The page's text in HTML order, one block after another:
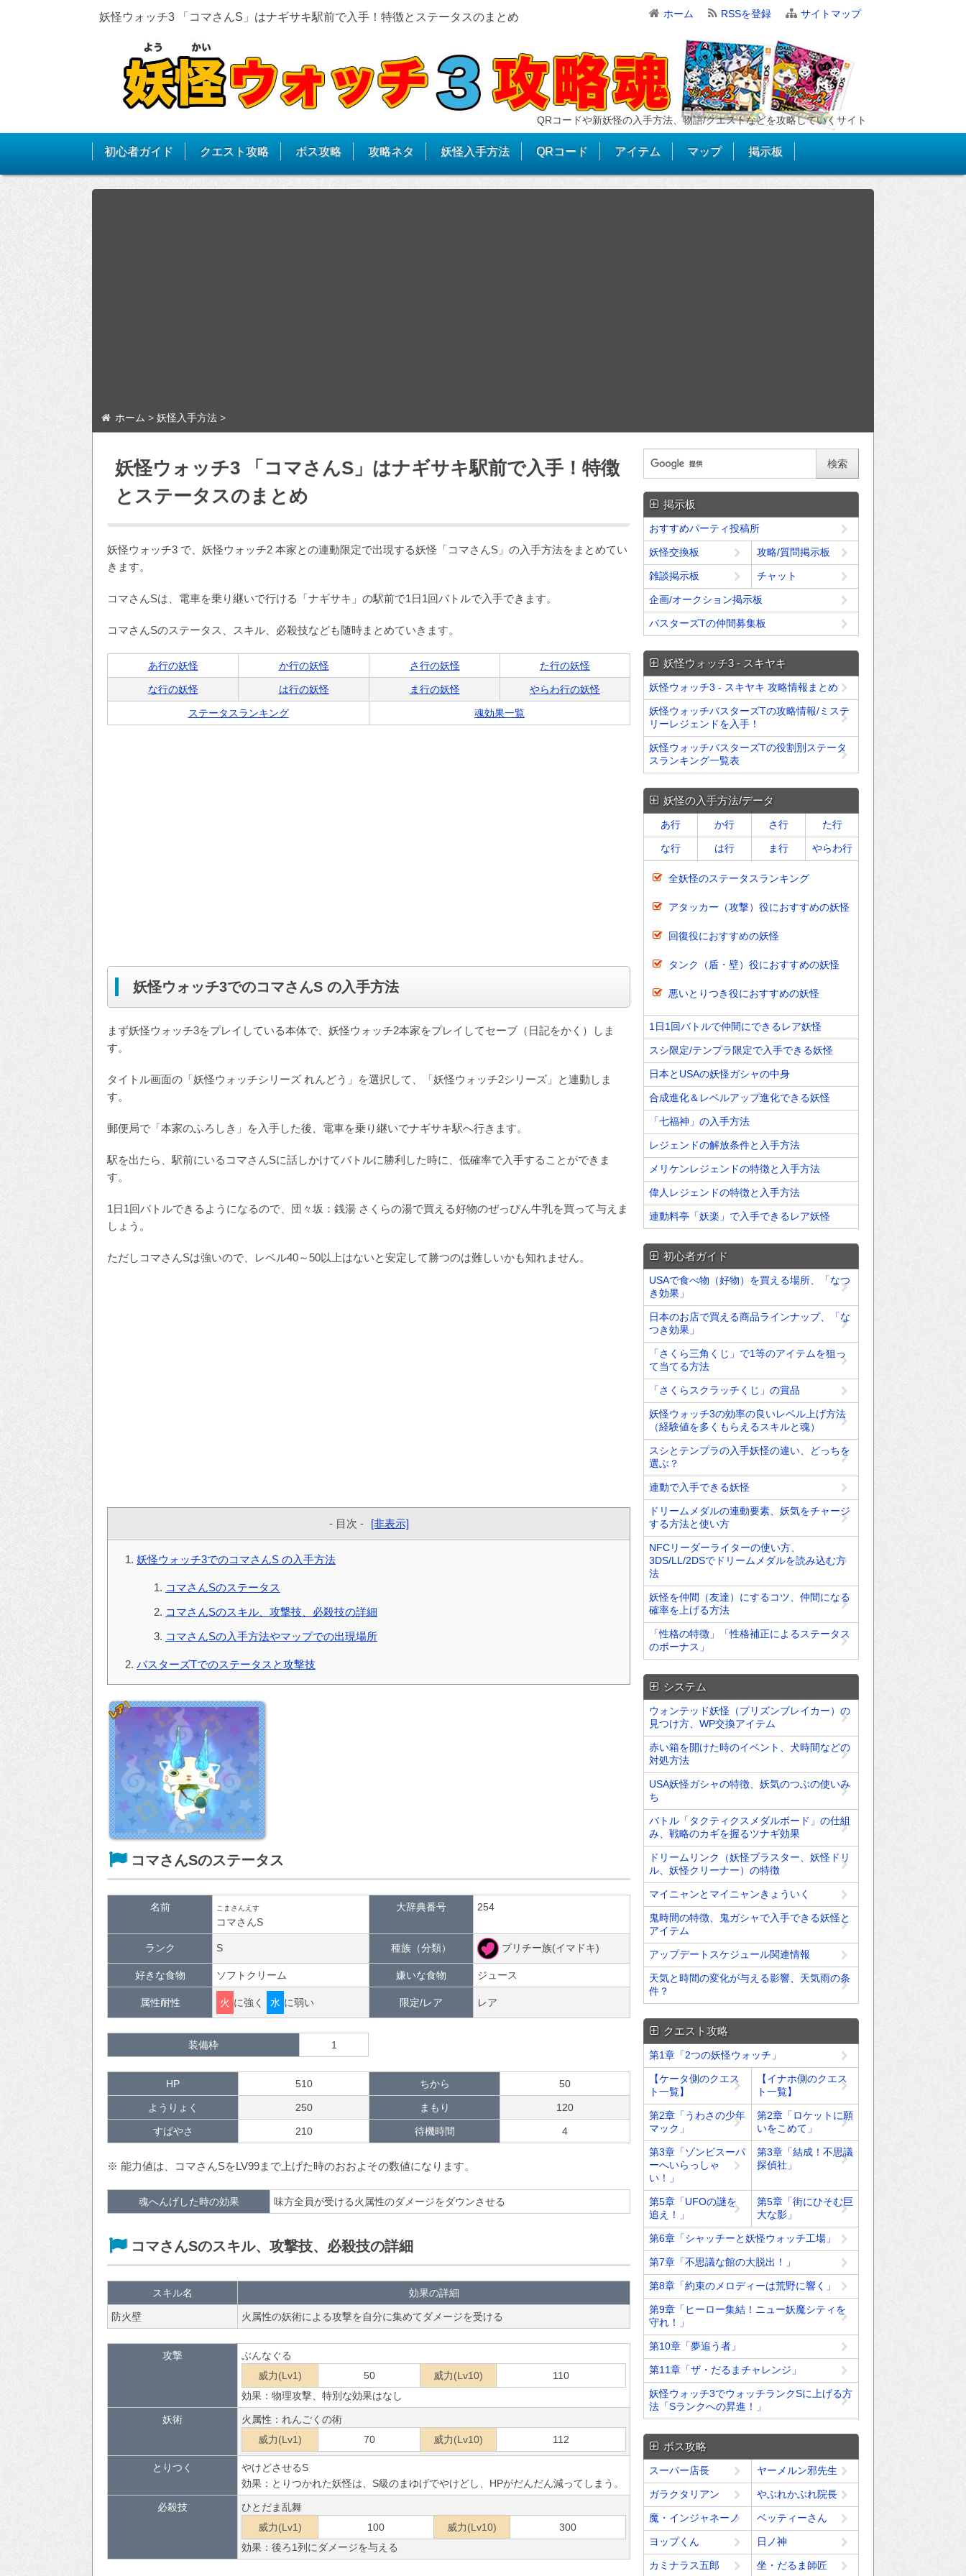
妖怪ウォッチ3 「コマさんS」はナギサキ駅前で入手！特徴とステータスのまとめ ホーム RSSを登録 サイトマップ
QRコードや新妖怪の入手方法、物語/クエストなどを攻略していくサイト
初心者ガイド クエスト攻略 ボス攻略 攻略ネタ 妖怪入手方法 QRコード アイテム マップ 掲示板
ホーム > 妖怪入手方法 >
妖怪ウォッチ3 「コマさんS」はナギサキ駅前で入手！特徴
とステータスのまとめ
妖怪ウォッチ3 で、妖怪ウォッチ2 本家との連動限定で出現する妖怪「コマさんS」の入手方法をまとめてい
きます。
コマさんSは、電車を乗り継いで行ける「ナギサキ」の駅前で1日1回バトルで入手できます。
コマさんSのステータス、スキル、必殺技なども随時まとめていきます。
あ行の妖怪 か行の妖怪 さ行の妖怪 た行の妖怪
な行の妖怪 は行の妖怪 ま行の妖怪 やらわ行の妖怪
ステータスランキング 魂効果一覧
妖怪ウォッチ3でのコマさんS の入手方法
まず妖怪ウォッチ3をプレイしている本体で、妖怪ウォッチ2本家をプレイしてセーブ（日記をかく）しま
す。
タイトル画面の「妖怪ウォッチシリーズ れんどう」を選択して、「妖怪ウォッチ2シリーズ」と連動しま
す。
郵便局で「本家のふろしき」を入手した後、電車を乗り継いでナギサキ駅へ行きます。
駅を出たら、駅前にいるコマさんSに話しかけてバトルに勝利した時に、低確率で入手することができま
す。
1日1回バトルできるようになるので、団々坂：銭湯 さくらの湯で買える好物のぜっぴん牛乳を買って与えま
しょう。
ただしコマさんSは強いので、レベル40～50以上はないと安定して勝つのは難しいかも知れません。
- 目次 - [非表示]
妖怪ウォッチ3でのコマさんS の入手方法
コマさんSのステータス
コマさんSのスキル、攻撃技、必殺技の詳細
コマさんSの入手方法やマップでの出現場所
バスターズTでのステータスと攻撃技
コマさんSのステータス
名前 こまさんえす
コマさんS
大辞典番号 254
ランク S 種族（分類） プリチー族(イマドキ)
好きな食物 ソフトクリーム 嫌いな食物 ジュース
属性耐性 火 に強く 水 に弱い 限定/レア レア
装備枠 1
HP 510 ちから 50
ようりょく 250 まもり 120
すばやさ 210 待機時間 4
※ 能力値は、コマさんSをLV99まで上げた時のおおよその数値になります。
魂へんげした時の効果 味方全員が受ける火属性のダメージをダウンさせる
コマさんSのスキル、攻撃技、必殺技の詳細
スキル名 効果の詳細
防火壁 火属性の妖術による攻撃を自分に集めてダメージを受ける
攻撃
ぶんなぐる
威力(Lv1)
50 威力(Lv10)
110
効果：物理攻撃、特別な効果はなし
妖術
火属性：れんごくの術
威力(Lv1)
70 威力(Lv10) 112
とりつく
やけどさせるS
効果：とりつかれた妖怪は、S級のまゆげでやけどし、HPがだんだん減ってしまう。
必殺技
ひとだま乱舞
威力(Lv1)
100 威力(Lv10)
300
効果：後ろ1列にダメージを与える
掲示板
おすすめパーティ投稿所
妖怪交換板 攻略/質問掲示板
雑談掲示板 チャット
企画/オークション掲示板
バスターズTの仲間募集板
妖怪ウォッチ3 - スキヤキ
妖怪ウォッチ3 - スキヤキ 攻略情報まとめ
妖怪ウォッチバスターズTの攻略情報/ミステ
リーレジェンドを入手！
妖怪ウォッチバスターズTの役割別ステータ
スランキング一覧表
妖怪の入手方法/データ
あ行 か行 さ行 た行
な行 は行 ま行 やらわ行
全妖怪のステータスランキング
アタッカー（攻撃）役におすすめの妖怪
回復役におすすめの妖怪
タンク（盾・壁）役におすすめの妖怪
悪いとりつき役におすすめの妖怪
1日1回バトルで仲間にできるレア妖怪
スシ限定/テンプラ限定で入手できる妖怪
日本とUSAの妖怪ガシャの中身
合成進化＆レベルアップ進化できる妖怪
「七福神」の入手方法
レジェンドの解放条件と入手方法
メリケンレジェンドの特徴と入手方法
偉人レジェンドの特徴と入手方法
連動料亭「妖楽」で入手できるレア妖怪
初心者ガイド
USAで食べ物（好物）を買える場所、「なつ
き効果」
日本のお店で買える商品ラインナップ、「な
つき効果」
「さくら三角くじ」で1等のアイテムを狙っ
て当てる方法
「さくらスクラッチくじ」の賞品
妖怪ウォッチ3の効率の良いレベル上げ方法
（経験値を多くもらえるスキルと魂）
スシとテンプラの入手妖怪の違い、どっちを
選ぶ？
連動で入手できる妖怪
ドリームメダルの連動要素、妖気をチャージ
する方法と使い方
NFCリーダーライターの使い方、
3DS/LL/2DSでドリームメダルを読み込む方
法
妖怪を仲間（友達）にするコツ、仲間になる
確率を上げる方法
「性格の特徴」「性格補正によるステータス
のボーナス」
システム
ウォンテッド妖怪（プリズンブレイカー）の
見つけ方、WP交換アイテム
赤い箱を開けた時のイベント、犬時間などの
対処方法
USA妖怪ガシャの特徴、妖気のつぶの使いみ
ち
バトル「タクティクスメダルボード」の仕組
み、戦略のカギを握るツナギ効果
ドリームリンク（妖怪ブラスター、妖怪ドリ
ル、妖怪クリーナー）の特徴
マイニャンとマイニャンきょういく
鬼時間の特徴、鬼ガシャで入手できる妖怪と
アイテム
アップデートスケジュール関連情報
天気と時間の変化が与える影響、天気雨の条
件？
クエスト攻略
第1章「2つの妖怪ウォッチ」
【ケータ側のクエス
ト一覧】
【イナホ側のクエス
ト一覧】
第2章「うわさの少年
マック」
第2章「ロケットに願
いをこめて」
第3章「ゾンビスーパ
ーへいらっしゃ
い！」
第3章「結成！不思議
探偵社」
第5章「UFOの謎を
追え！」
第5章「街にひそむ巨
大な影」
第6章「シャッチーと妖怪ウォッチ工場」
第7章「不思議な館の大脱出！」
第8章「約束のメロディーは荒野に響く」
第9章「ヒーロー集結！ニュー妖魔シティを
守れ！」
第10章「夢追う者」
第11章「ザ・だるまチャレンジ」
妖怪ウォッチ3でウォッチランクSに上げる方
法「Sランクへの昇進！」
ボス攻略
スーパー店長 ヤーメルン邪先生
ガラクタリアン やぶれかぶれ院長
魔・インジャネーノ ベッティーさん
ヨップくん 日ノ神
カミナラス五郎 坐・だるま師匠